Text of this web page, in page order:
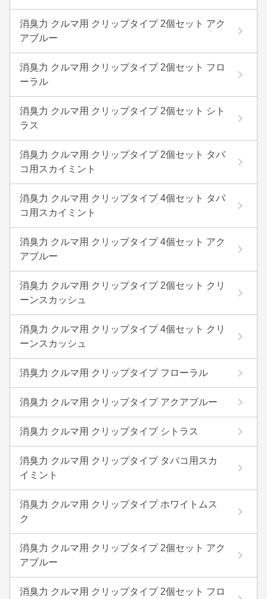
消臭力 クルマ用 クリップタイプ 2個セット アク
アブルー
消臭力 クルマ用 クリップタイプ 2個セット フロ
ーラル
消臭力 クルマ用 クリップタイプ 2個セット シト
ラス
消臭力 クルマ用 クリップタイプ 2個セット タバ
コ用スカイミント
消臭力 クルマ用 クリップタイプ 4個セット タバ
コ用スカイミント
消臭力 クルマ用 クリップタイプ 4個セット アク
アブルー
消臭力 クルマ用 クリップタイプ 2個セット クリ
ーンスカッシュ
消臭力 クルマ用 クリップタイプ 4個セット クリ
ーンスカッシュ
消臭力 クルマ用 クリップタイプ フローラル
消臭力 クルマ用 クリップタイプ アクアブルー
消臭力 クルマ用 クリップタイプ シトラス
消臭力 クルマ用 クリップタイプ タバコ用スカ
イミント
消臭力 クルマ用 クリップタイプ ホワイトムス
ク
消臭力 クルマ用 クリップタイプ 2個セット アク
アブルー
消臭力 クルマ用 クリップタイプ 2個セット フロ